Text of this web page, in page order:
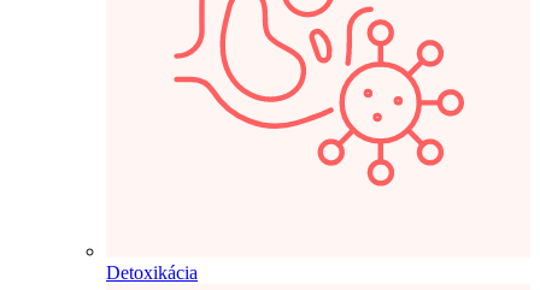
Detoxikácia